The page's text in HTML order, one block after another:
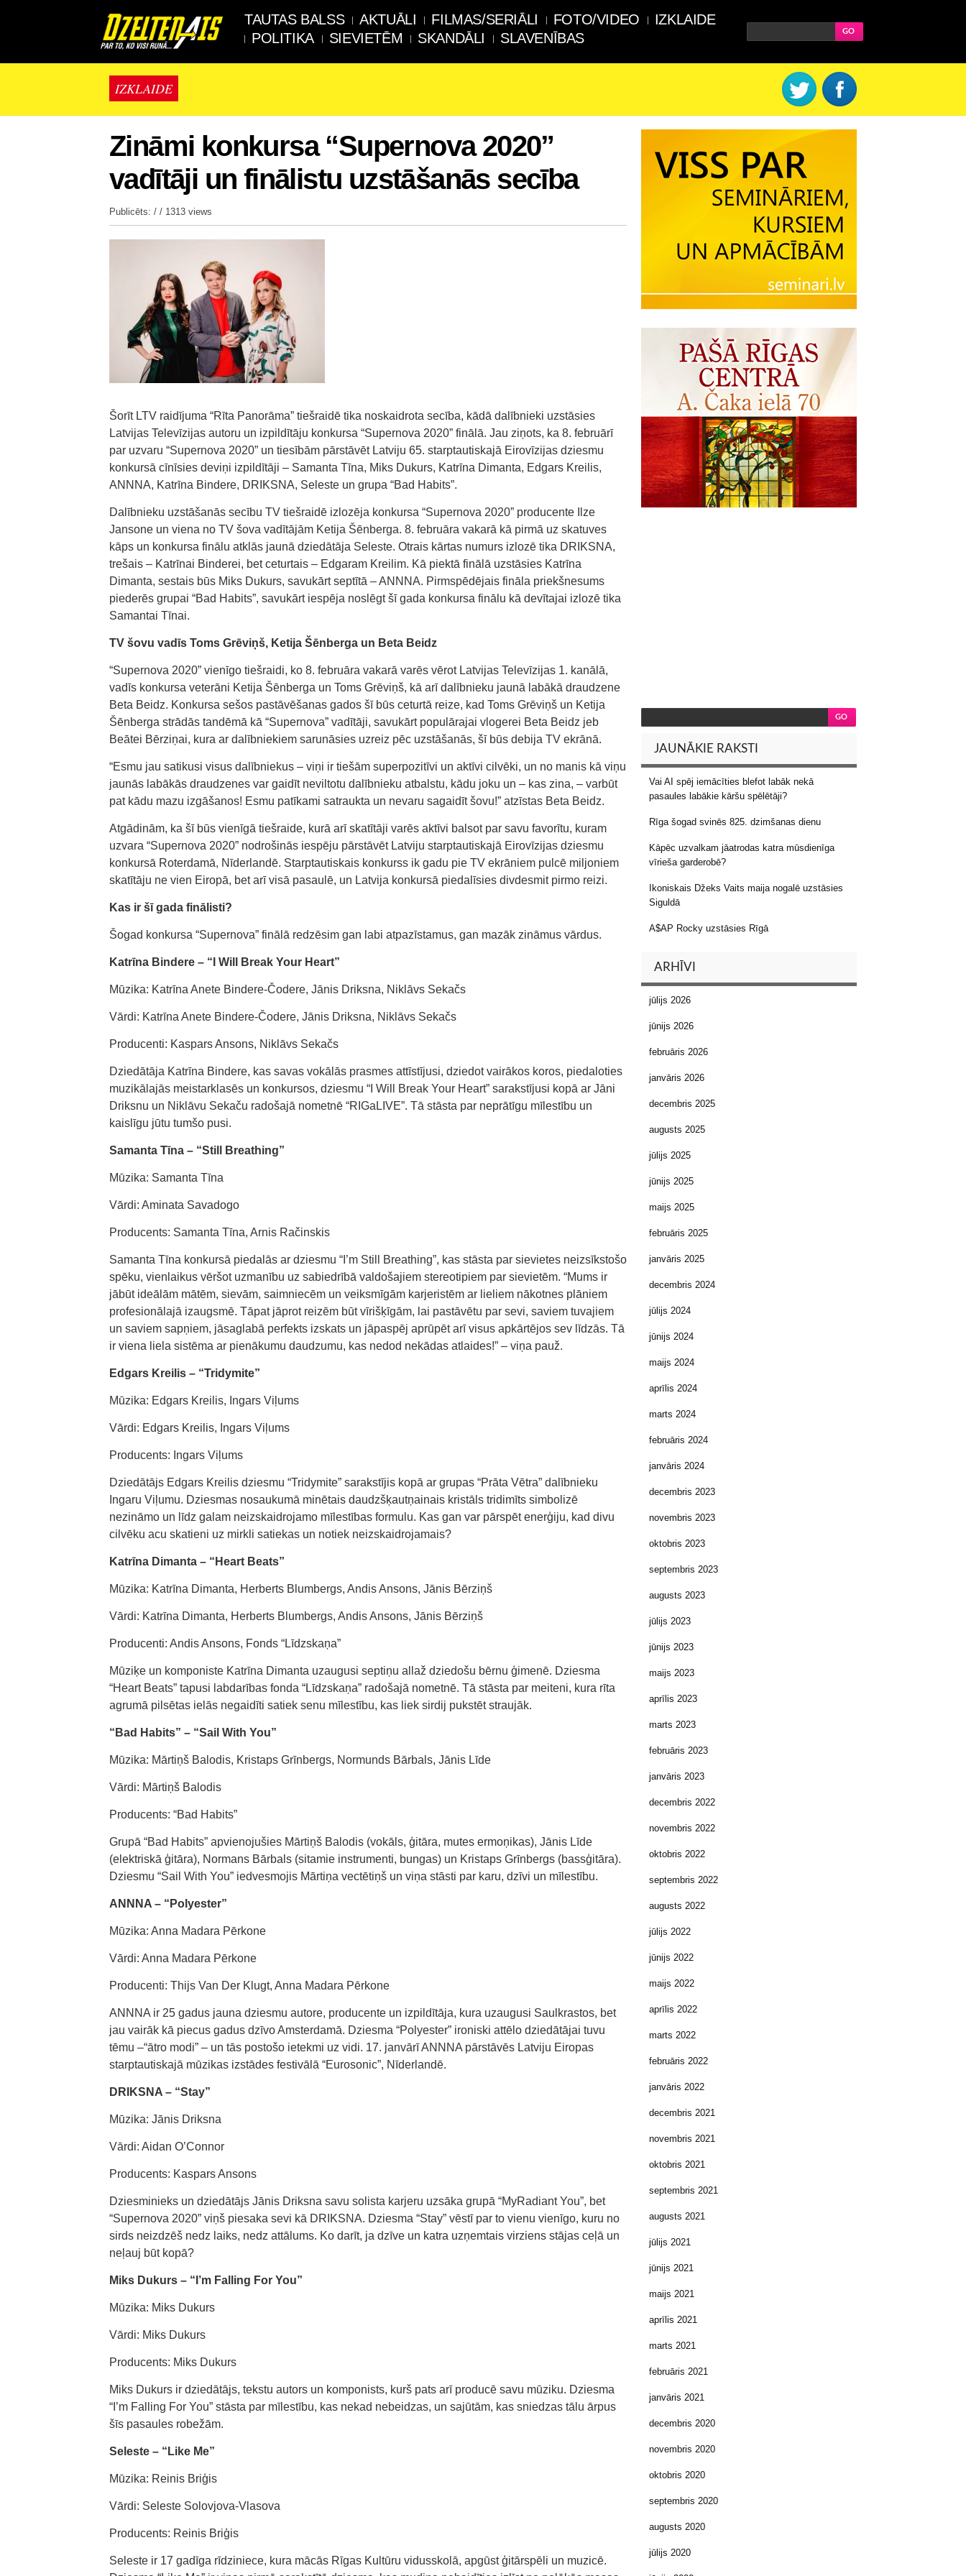
TAUTAS BALSS AKTUĀLI FILMAS/SERIĀLI FOTO/VIDEO
IZKLAIDE
POLITIKA
SIEVIETĒM SKANDĀLI SLAVENĪBAS
IZKLAIDE
Zināmi konkursa “Supernova 2020”
vadītāji un finālistu uzstāšanās secība
Publicēts: / / 1313 views
Šorīt LTV raidījuma “Rīta Panorāma” tiešraidē tika noskaidrota secība, kādā dalībnieki uzstāsies
Latvijas Televīzijas autoru un izpildītāju konkursa “Supernova 2020” finālā. Jau ziņots, ka 8. februārī
par uzvaru “Supernova 2020” un tiesībām pārstāvēt Latviju 65. starptautiskajā Eirovīzijas dziesmu
konkursā cīnīsies deviņi izpildītāji – Samanta Tīna, Miks Dukurs, Katrīna Dimanta, Edgars Kreilis,
ANNNA, Katrīna Bindere, DRIKSNA, Seleste un grupa “Bad Habits”.
Dalībnieku uzstāšanās secību TV tiešraidē izlozēja konkursa “Supernova 2020” producente Ilze
Jansone un viena no TV šova vadītājām Ketija Šēnberga. 8. februāra vakarā kā pirmā uz skatuves
kāps un konkursa finālu atklās jaunā dziedātāja Seleste. Otrais kārtas numurs izlozē tika DRIKSNA,
trešais – Katrīnai Binderei, bet ceturtais – Edgaram Kreilim. Kā piektā finālā uzstāsies Katrīna
Dimanta, sestais būs Miks Dukurs, savukārt septītā – ANNNA. Pirmspēdējais fināla priekšnesums
piederēs grupai “Bad Habits”, savukārt iespēja noslēgt šī gada konkursa finālu kā devītajai izlozē tika
Samantai Tīnai.
TV šovu vadīs Toms Grēviņš, Ketija Šēnberga un Beta Beidz
“Supernova 2020” vienīgo tiešraidi, ko 8. februāra vakarā varēs vērot Latvijas Televīzijas 1. kanālā,
vadīs konkursa veterāni Ketija Šēnberga un Toms Grēviņš, kā arī dalībnieku jaunā labākā draudzene
Beta Beidz. Konkursa sešos pastāvēšanas gados šī būs ceturtā reize, kad Toms Grēviņš un Ketija
Šēnberga strādās tandēmā kā “Supernova” vadītāji, savukārt populārajai vlogerei Beta Beidz jeb
Beātei Bērziņai, kura ar dalībniekiem sarunāsies uzreiz pēc uzstāšanās, šī būs debija TV ekrānā.
“Esmu jau satikusi visus dalībniekus – viņi ir tiešām superpozitīvi un aktīvi cilvēki, un no manis kā viņu
jaunās labākās draudzenes var gaidīt neviltotu dalībnieku atbalstu, kādu joku un – kas zina, – varbūt
pat kādu mazu izgāšanos! Esmu patīkami satraukta un nevaru sagaidīt šovu!” atzīstas Beta Beidz.
Atgādinām, ka šī būs vienīgā tiešraide, kurā arī skatītāji varēs aktīvi balsot par savu favorītu, kuram
uzvara “Supernova 2020” nodrošinās iespēju pārstāvēt Latviju starptautiskajā Eirovīzijas dziesmu
konkursā Roterdamā, Nīderlandē. Starptautiskais konkurss ik gadu pie TV ekrāniem pulcē miljoniem
skatītāju ne vien Eiropā, bet arī visā pasaulē, un Latvija konkursā piedalīsies divdesmit pirmo reizi.
Kas ir šī gada finālisti?
Šogad konkursa “Supernova” finālā redzēsim gan labi atpazīstamus, gan mazāk zināmus vārdus.
Katrīna Bindere – “I Will Break Your Heart”
Mūzika: Katrīna Anete Bindere-Čodere, Jānis Driksna, Niklāvs Sekačs
Vārdi: Katrīna Anete Bindere-Čodere, Jānis Driksna, Niklāvs Sekačs
Producenti: Kaspars Ansons, Niklāvs Sekačs
Dziedātāja Katrīna Bindere, kas savas vokālās prasmes attīstījusi, dziedot vairākos koros, piedaloties
muzikālajās meistarklasēs un konkursos, dziesmu “I Will Break Your Heart” sarakstījusi kopā ar Jāni
Driksnu un Niklāvu Sekaču radošajā nometnē “RIGaLIVE”. Tā stāsta par neprātīgu mīlestību un
kaislīgu jūtu tumšo pusi.
Samanta Tīna – “Still Breathing”
Mūzika: Samanta Tīna
Vārdi: Aminata Savadogo
Producents: Samanta Tīna, Arnis Račinskis
Samanta Tīna konkursā piedalās ar dziesmu “I’m Still Breathing”, kas stāsta par sievietes neizsīkstošo
spēku, vienlaikus vēršot uzmanību uz sabiedrībā valdošajiem stereotipiem par sievietēm. “Mums ir
jābūt ideālām mātēm, sievām, saimniecēm un veiksmīgām karjeristēm ar lieliem nākotnes plāniem
profesionālajā izaugsmē. Tāpat jāprot reizēm būt vīrišķīgām, lai pastāvētu par sevi, saviem tuvajiem
un saviem sapņiem, jāsaglabā perfekts izskats un jāpaspēj aprūpēt arī visus apkārtējos sev līdzās. Tā
ir viena liela sistēma ar pienākumu daudzumu, kas nedod nekādas atlaides!” – viņa pauž.
Edgars Kreilis – “Tridymite”
Mūzika: Edgars Kreilis, Ingars Viļums
Vārdi: Edgars Kreilis, Ingars Viļums
Producents: Ingars Viļums
Dziedātājs Edgars Kreilis dziesmu “Tridymite” sarakstījis kopā ar grupas “Prāta Vētra” dalībnieku
Ingaru Viļumu. Dziesmas nosaukumā minētais daudzšķautņainais kristāls tridimīts simbolizē
nezināmo un līdz galam neizskaidrojamo mīlestības formulu. Kas gan var pārspēt enerģiju, kad divu
cilvēku acu skatieni uz mirkli satiekas un notiek neizskaidrojamais?
Katrīna Dimanta – “Heart Beats”
Mūzika: Katrīna Dimanta, Herberts Blumbergs, Andis Ansons, Jānis Bērziņš
Vārdi: Katrīna Dimanta, Herberts Blumbergs, Andis Ansons, Jānis Bērziņš
Producenti: Andis Ansons, Fonds “Līdzskaņa”
Mūziķe un komponiste Katrīna Dimanta uzaugusi septiņu allaž dziedošu bērnu ģimenē. Dziesma
“Heart Beats” tapusi labdarības fonda “Līdzskaņa” radošajā nometnē. Tā stāsta par meiteni, kura rīta
agrumā pilsētas ielās negaidīti satiek senu mīlestību, kas liek sirdij pukstēt straujāk.
“Bad Habits” – “Sail With You”
Mūzika: Mārtiņš Balodis, Kristaps Grīnbergs, Normunds Bārbals, Jānis Līde
Vārdi: Mārtiņš Balodis
Producents: “Bad Habits”
Grupā “Bad Habits” apvienojušies Mārtiņš Balodis (vokāls, ģitāra, mutes ermoņikas), Jānis Līde
(elektriskā ģitāra), Normans Bārbals (sitamie instrumenti, bungas) un Kristaps Grīnbergs (bassģitāra).
Dziesmu “Sail With You” iedvesmojis Mārtiņa vectētiņš un viņa stāsti par karu, dzīvi un mīlestību.
ANNNA – “Polyester”
Mūzika: Anna Madara Pērkone
Vārdi: Anna Madara Pērkone
Producenti: Thijs Van Der Klugt, Anna Madara Pērkone
ANNNA ir 25 gadus jauna dziesmu autore, producente un izpildītāja, kura uzaugusi Saulkrastos, bet
jau vairāk kā piecus gadus dzīvo Amsterdamā. Dziesma “Polyester” ironiski attēlo dziedātājai tuvu
tēmu –“ātro modi” – un tās postošo ietekmi uz vidi. 17. janvārī ANNNA pārstāvēs Latviju Eiropas
starptautiskajā mūzikas izstādes festivālā “Eurosonic”, Nīderlandē.
DRIKSNA – “Stay”
Mūzika: Jānis Driksna
Vārdi: Aidan O’Connor
Producents: Kaspars Ansons
Dziesminieks un dziedātājs Jānis Driksna savu solista karjeru uzsāka grupā “MyRadiant You”, bet
“Supernova 2020” viņš piesaka sevi kā DRIKSNA. Dziesma “Stay” vēstī par to vienu vienīgo, kuru no
sirds neizdzēš nedz laiks, nedz attālums. Ko darīt, ja dzīve un katra uzņemtais virziens stājas ceļā un
neļauj būt kopā?
Miks Dukurs – “I’m Falling For You”
Mūzika: Miks Dukurs
Vārdi: Miks Dukurs
Producents: Miks Dukurs
Miks Dukurs ir dziedātājs, tekstu autors un komponists, kurš pats arī producē savu mūziku. Dziesma
“I’m Falling For You” stāsta par mīlestību, kas nekad nebeidzas, un sajūtām, kas sniedzas tālu ārpus
šīs pasaules robežām.
Seleste – “Like Me”
Mūzika: Reinis Briģis
Vārdi: Seleste Solovjova-Vlasova
Producents: Reinis Briģis
Seleste ir 17 gadīga rīdziniece, kura mācās Rīgas Kultūru vidusskolā, apgūst ģitārspēli un muzicē.
JAUNĀKIE RAKSTI
Vai AI spēj iemācīties blefot labāk nekā
pasaules labākie kāršu spēlētāji?
Rīga šogad svinēs 825. dzimšanas dienu
Kāpēc uzvalkam jāatrodas katra mūsdienīga
vīrieša garderobē?
Ikoniskais Džeks Vaits maija nogalē uzstāsies
Siguldā
A$AP Rocky uzstāsies Rīgā
ARHĪVI
jūlijs 2026
jūnijs 2026
februāris 2026
janvāris 2026
decembris 2025
augusts 2025
jūlijs 2025
jūnijs 2025
maijs 2025
februāris 2025
janvāris 2025
decembris 2024
jūlijs 2024
jūnijs 2024
maijs 2024
aprīlis 2024
marts 2024
februāris 2024
janvāris 2024
decembris 2023
novembris 2023
oktobris 2023
septembris 2023
augusts 2023
jūlijs 2023
jūnijs 2023
maijs 2023
aprīlis 2023
marts 2023
februāris 2023
janvāris 2023
decembris 2022
novembris 2022
oktobris 2022
septembris 2022
augusts 2022
jūlijs 2022
jūnijs 2022
maijs 2022
aprīlis 2022
marts 2022
februāris 2022
janvāris 2022
decembris 2021
novembris 2021
oktobris 2021
septembris 2021
augusts 2021
jūlijs 2021
jūnijs 2021
maijs 2021
aprīlis 2021
marts 2021
februāris 2021
janvāris 2021
decembris 2020
novembris 2020
oktobris 2020
septembris 2020
augusts 2020
jūlijs 2020